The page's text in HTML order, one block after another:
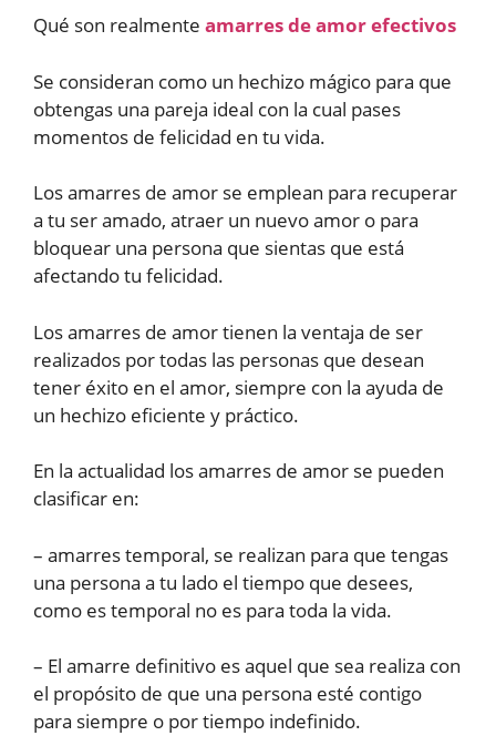
Qué son realmente amarres de amor efectivos
Se consideran como un hechizo mágico para que
obtengas una pareja ideal con la cual pases
momentos de felicidad en tu vida.
Los amarres de amor se emplean para recuperar
a tu ser amado, atraer un nuevo amor o para
bloquear una persona que sientas que está
afectando tu felicidad.
Los amarres de amor tienen la ventaja de ser
realizados por todas las personas que desean
tener éxito en el amor, siempre con la ayuda de
un hechizo eficiente y práctico.
En la actualidad los amarres de amor se pueden
clasificar en:
– amarres temporal, se realizan para que tengas
una persona a tu lado el tiempo que desees,
como es temporal no es para toda la vida.
– El amarre definitivo es aquel que sea realiza con
el propósito de que una persona esté contigo
para siempre o por tiempo indefinido.